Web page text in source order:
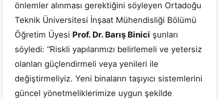
önlemler alınması gerektiğini söyleyen Ortadoğu
Teknik Üniversitesi İnşaat Mühendisliği Bölümü
Öğretim Üyesi Prof. Dr. Barış Binici şunları
söyledi: “Riskli yapılarımızı belirlemeli ve yetersiz
olanları güçlendirmeli veya yenileri ile
değiştirmeliyiz. Yeni binaların taşıyıcı sistemlerini
güncel yönetmeliklerimize uygun şekilde